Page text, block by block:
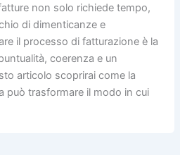
non solo richiede tempo,
di dimenticanze e
il processo di fatturazione è la
coerenza e un
articolo scoprirai come la
può trasformare il modo in cui